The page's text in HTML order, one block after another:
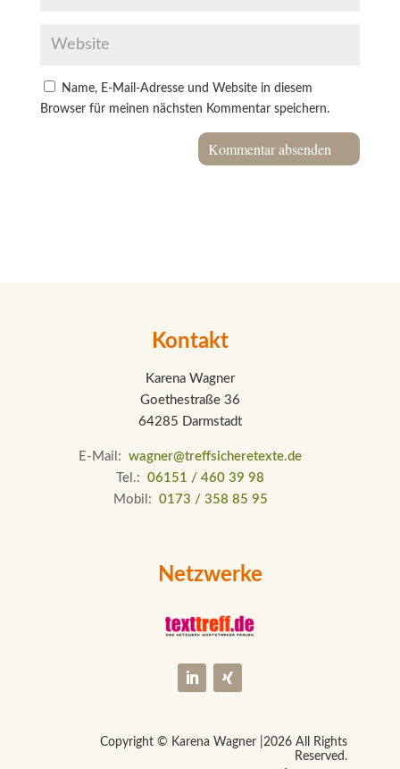
Name, E-Mail-Adresse und Website in diesem
Browser für meinen nächsten Kommentar speichern.
Kontakt
Karena Wagner
Goethestraße 36
64285 Darmstadt
E-Mail:wagner@treffsicheretexte.de
Tel.:06151 / 460 39 98
Mobil: 0173 / 358 85 95
Netzwerke
Copyright © Karena Wagner | 2026 All Rights
Reserved.